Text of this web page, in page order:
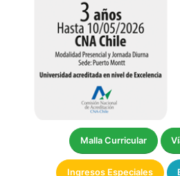
Malla Curricular
Ingresos Especiales